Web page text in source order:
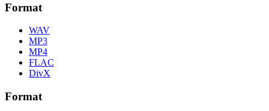
Format
WAV
MP3
MP4
FLAC
DivX
Format